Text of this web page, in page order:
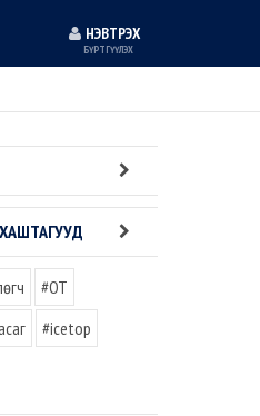
НЭВТРЭХ
БҮРТГҮҮЛЭХ
#OT
#icetop